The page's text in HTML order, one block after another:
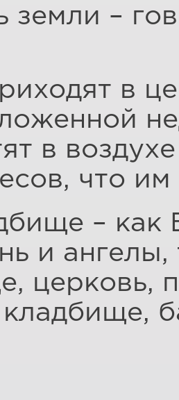
земли –
в
в
что
– как
и ангелы,
церковь,
кладбище,